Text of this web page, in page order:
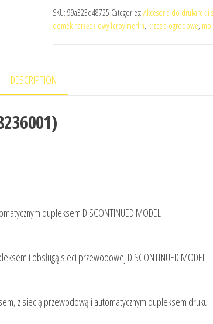
SKU: 99a323d48725 Categories: Akcesoria do drukarek i
domek narzędziowy leroy merlin, krzesła ogrodowe,
DESCRIPTION
dupleksem DISCONTINUED MODEL
i obsługą sieci przewodowej DISCONTINUED MODEL
z siecią przewodową i automatycznym dupleksem druku